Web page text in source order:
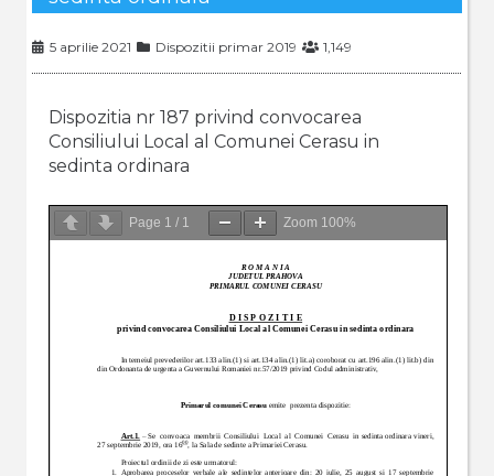
5 aprilie 2021 Dispozitii primar 2019 1,149
Dispozitia nr 187 privind convocarea
Consiliului Local al Comunei Cerasu in
sedinta ordinara
Page 1 / 1 Zoom 100%